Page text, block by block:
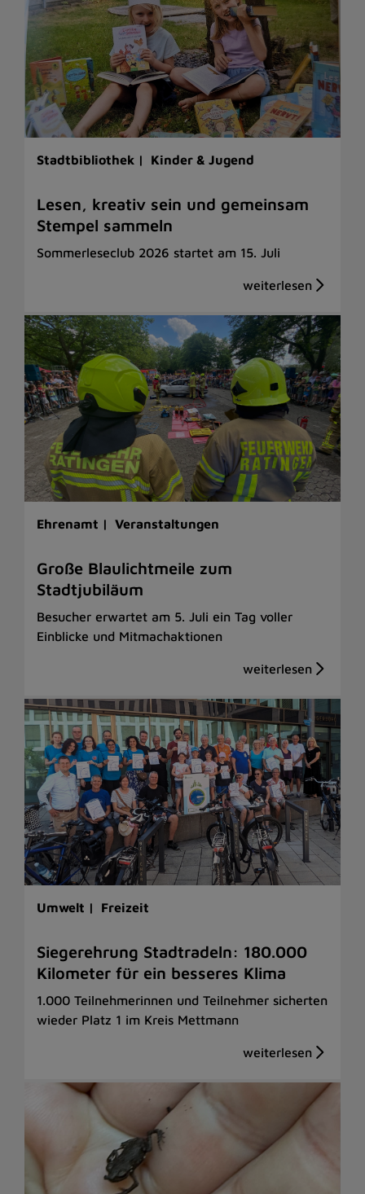
Stadtbibliothek | Kinder & Jugend
Lesen, kreativ sein und gemeinsam
Stempel sammeln
Sommerleseclub 2026 startet am 15. Juli
Ehrenamt | Veranstaltungen
Große Blaulichtmeile zum
Stadtjubiläum
Besucher erwartet am 5. Juli ein Tag voller
Einblicke und Mitmachaktionen
Umwelt | Freizeit
Siegerehrung Stadtradeln: 180.000
Kilometer für ein besseres Klima
1.000 Teilnehmerinnen und Teilnehmer sicherten
wieder Platz 1 im Kreis Mettmann